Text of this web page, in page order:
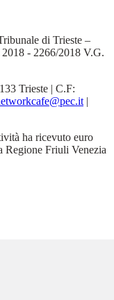
di Trieste –
- 2266/2018 V.G.
Trieste | C.F:
|
ha ricevuto euro
Regione Friuli Venezia